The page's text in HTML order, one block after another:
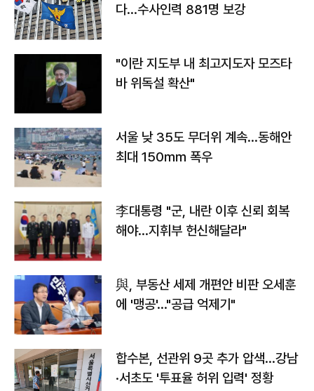
다…수사인력 881명 보강
"이란 지도부 내 최고지도자 모즈타
바 위독설 확산"
서울 낮 35도 무더위 계속…동해안
최대 150㎜ 폭우
李대통령 "군, 내란 이후 신뢰 회복
해야…지휘부 헌신해달라"
與, 부동산 세제 개편안 비판 오세훈
에 '맹공'…"공급 억제기"
합수본, 선관위 9곳 추가 압색…강남
·서초도 '투표율 허위 입력' 정황